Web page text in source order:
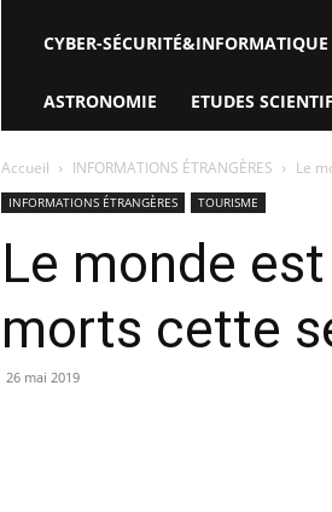
CYBER-SÉCURITÉ&INFORMATIQUE
ASTRONOMIE ETUDES
Accueil INFORMATIONS ÉTRANGÈRES Le
INFORMATIONS ÉTRANGÈRES TOURISME
Le monde
morts cette
26 mai 2019